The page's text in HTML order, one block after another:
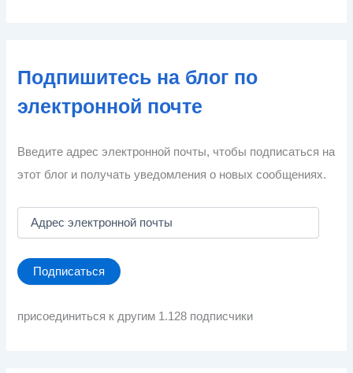
Подпишитесь на блог по
электронной почте
Введите адрес электронной почты, чтобы подписаться на
этот блог и получать уведомления о новых сообщениях.
е
с
е
Подписаться
присоединиться к другим 1.128 подписчики